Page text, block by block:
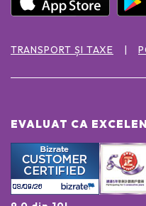
TRANSPORT ȘI TAXE
EVALUAT CA